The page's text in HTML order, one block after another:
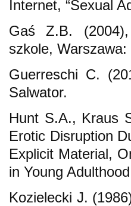
Internet, “Sexual
Gaś Z.B.
szkole, Warszawa:
Guerreschi C.
Salwator.
Hunt S.A., Kraus
Erotic Disruption
Explicit Material,
in Young
Kozielecki J.